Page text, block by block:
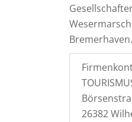
Bremerhaven.
26382